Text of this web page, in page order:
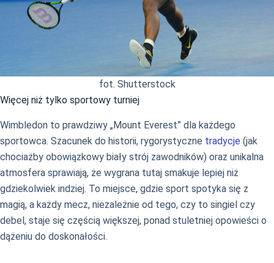
fot. Shutterstock
Więcej niż tylko sportowy turniej
Wimbledon to prawdziwy „Mount Everest” dla każdego
sportowca. Szacunek do historii, rygorystyczne tradycje (jak
chociażby obowiązkowy biały strój zawodników) oraz unikalna
atmosfera sprawiają, że wygrana tutaj smakuje lepiej niż
gdziekolwiek indziej. To miejsce, gdzie sport spotyka się z
magią, a każdy mecz, niezależnie od tego, czy to singiel czy
debel, staje się częścią większej, ponad stuletniej opowieści o
dążeniu do doskonałości.